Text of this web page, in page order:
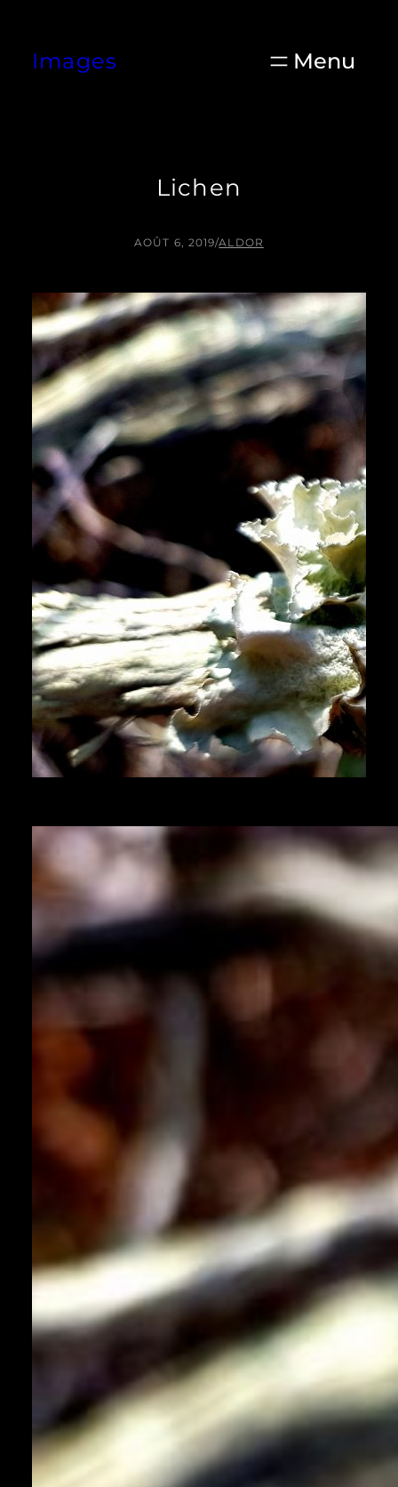
contenu
Images
Lichen
AOÛT 6, 2019/ALDOR